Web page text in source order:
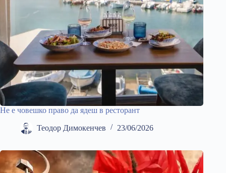
Не е човешко право да ядеш в ресторант
Теодор Димокенчев 23/06/2026